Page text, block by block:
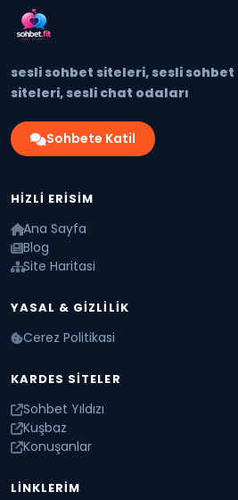
sesli sohbet siteleri, sesli
siteleri, sesli chat odaları
Sohbete Katil
HIZLI ERISIM
Ana Sayfa
Blog
Site Haritasi
YASAL & GIZLILIK
Cerez Politikasi
KARDES SITELER
Sohbet Yıldızı
Kuşbaz
Konuşanlar
LINKLERIM